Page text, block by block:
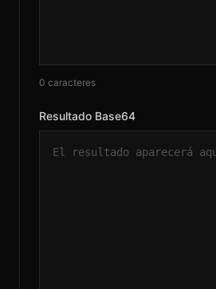
0 caracteres
Resultado Base64